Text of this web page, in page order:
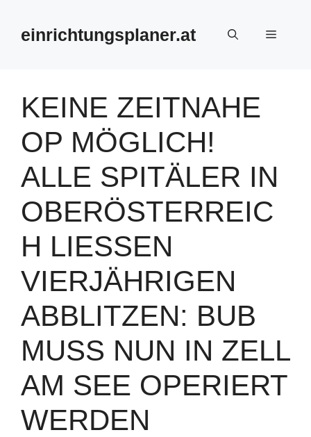
springeneinrichtungsplaner.at Menü
KEINE ZEITNAHE
OP MÖGLICH!
ALLE SPITÄLER IN
OBERÖSTERREIC
H LIESSEN V
IERJÄHRIGEN A
BBLITZEN: BUB M
USS NUN IN ZELL A
M SEE OPERIERT W
ERDEN